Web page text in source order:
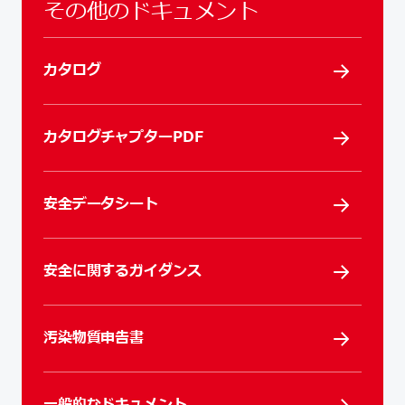
その他のドキュメント
カタログ
カタログチャプターPDF
安全データシート
安全に関するガイダンス
汚染物質申告書